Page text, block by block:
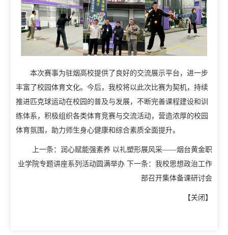
教学动态
教学建设
教学运行
校企合作
本次赛事为驻烟高校提供了良好的交流展示平台，进一步
丰富了校园体育文化。今后，我校将以此次比赛为契机，持续
推进匹克球运动在校园的普及与发展，不断完善课程建设和训
练体系，积极组织各类体育竞赛与交流活动，营造浓厚的校园
体育氛围，助力师生身心健康和综合素质全面提升。
上一条： 润心赋能强素养 以礼塑形展风采——烟台黄金职
业学院专题讲座系列活动圆满举办下一条： 我校思想政治工作
部召开集体备课研讨会
【关闭 】